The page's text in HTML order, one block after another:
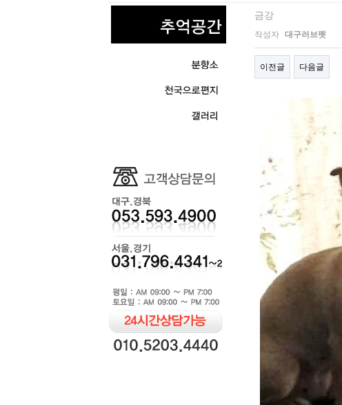
금강
작성자 대구러브펫
이전글 다음글